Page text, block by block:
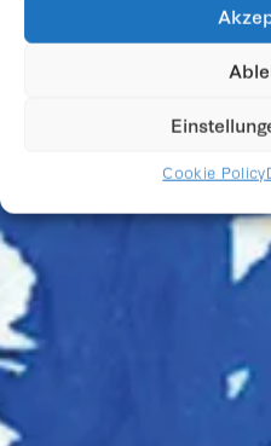
Cookie Policy